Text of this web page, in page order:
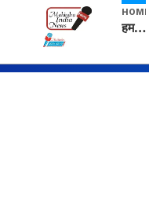
HOME
हम सनातनी..." सांसद kangana Ranaut से क्या बोली लड़की? Viral Jantar-Mantar | CJP protest